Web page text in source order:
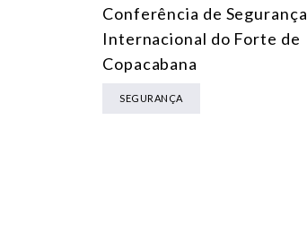
Conferência de Segurança
Internacional do Forte de
Copacabana
SEGURANÇA